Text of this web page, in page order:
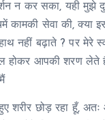
न कर सका, यही
कामकी सेवा की, क्या
नहीं बढ़ाते ? पर मेरे
होकर आपकी शरण लेते
शरीर छोड़ रहा हूँ,